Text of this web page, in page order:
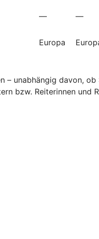
— —
Europa
– unabhängig davon, ob
bzw. Reiterinnen und